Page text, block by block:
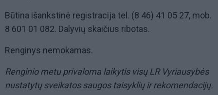
Būtina išankstinė registracija tel. (8 46) 41 05 27, mob.
8 601 01 082. Dalyvių skaičius ribotas.
Renginys nemokamas.
Renginio metu privaloma laikytis visų LR Vyriausybės
nustatytų sveikatos saugos taisyklių ir rekomendacijų.